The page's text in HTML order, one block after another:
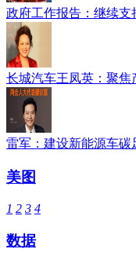
政府工作报告：继续支
长城汽车王凤英：聚
雷军：建设新能源车碳
美图
1 2 3 4
数据